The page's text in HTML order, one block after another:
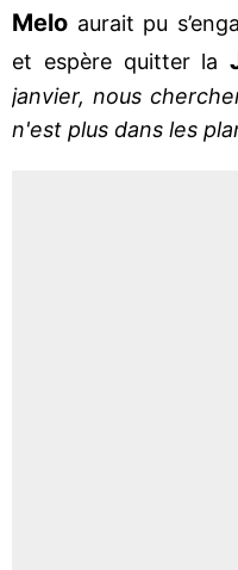
Melo aurait pu
et espère quitter la
janvier, nous
n'est plus dans les